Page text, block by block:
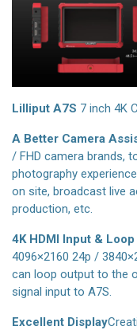
Lilliput A7S 7 inch 4K
A Better Camera
/ FHD camera brands,
photography
on site, broadcast live
production, etc.
4K HDMI Input &
4096×2160 24p /
can loop output to the
signal input to A7S.
Excellent Display